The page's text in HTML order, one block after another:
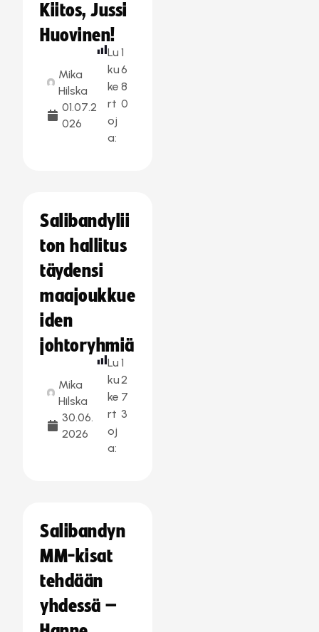
Kiitos, Jussi
Huovinen!
Mika
Hilska
01.07.2
026
Lu
ku
ke
rt
oj
a:
1
6
8
0
Salibandylii
ton hallitus
täydensi
maajoukkue
iden
johtoryhmiä
Mika
Hilska
30.06.
2026
Lu
ku
ke
rt
oj
a:
1
2
7
3
Salibandyn
MM-kisat
tehdään
yhdessä –